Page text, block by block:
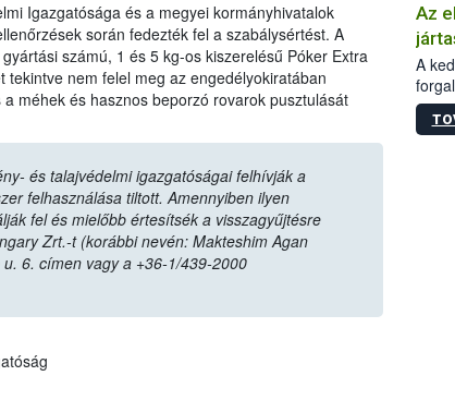
Igazgatósága és a megyei kormányhivatalok
során fedezték fel a szabálysértést. A
számú, 1 és 5 kg-os kiszerelésű Póker Extra
nem felel meg az engedélyokiratában
méhek és hasznos beporzó rovarok pusztulását
és talajvédelmi igazgatóságai felhívják a
felhasználása tiltott. Amennyiben ilyen
fel és mielőbb értesítsék a visszagyűjtésre
Zrt.-t (korábbi nevén: Makteshim Agan
6. címen vagy a +36-1/439-2000
Az
A